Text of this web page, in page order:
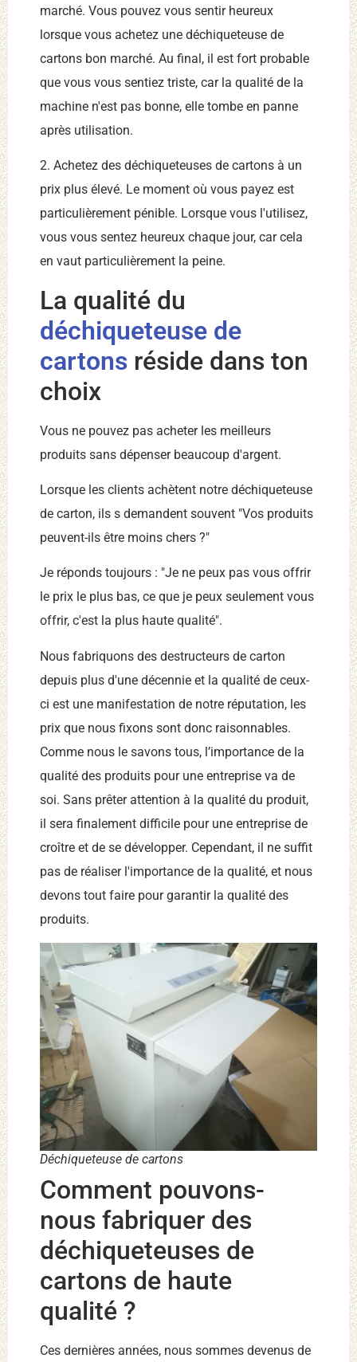
marché. Vous pouvez vous sentir heureux
lorsque vous achetez une déchiqueteuse de
cartons bon marché. Au final, il est fort probable
que vous vous sentiez triste, car la qualité de la
machine n'est pas bonne, elle tombe en panne
après utilisation.
2. Achetez des déchiqueteuses de cartons à un
prix plus élevé. Le moment où vous payez est
particulièrement pénible. Lorsque vous l'utilisez,
vous vous sentez heureux chaque jour, car cela
en vaut particulièrement la peine.
La qualité du
déchiqueteuse de
cartons réside dans ton
choix
Vous ne pouvez pas acheter les meilleurs
produits sans dépenser beaucoup d'argent.
Lorsque les clients achètent notre déchiqueteuse
de carton, ils s demandent souvent "Vos produits
peuvent-ils être moins chers ?"
Je réponds toujours : "Je ne peux pas vous offrir
le prix le plus bas, ce que je peux seulement vous
offrir, c'est la plus haute qualité".
Nous fabriquons des destructeurs de carton
depuis plus d'une décennie et la qualité de ceux-
ci est une manifestation de notre réputation, les
prix que nous fixons sont donc raisonnables.
Comme nous le savons tous, l’importance de la
qualité des produits pour une entreprise va de
soi. Sans prêter attention à la qualité du produit,
il sera finalement difficile pour une entreprise de
croître et de se développer. Cependant, il ne suffit
pas de réaliser l'importance de la qualité, et nous
devons tout faire pour garantir la qualité des
produits.
Déchiqueteuse de cartons
Comment pouvons-
nous fabriquer des
déchiqueteuses de
cartons de haute
qualité ?
Ces dernières années, nous sommes devenus de